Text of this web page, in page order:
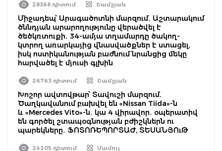
28368 դիտում Շամշյան
Միջադեպ՝ Արագածոտնի մարզում․ Աշտարակում
ծննդյան արարողությունը վերածվել է
ծեծկռտուքի․ 34-ամյա տղամարդը ծակող-
կտրող առարկայից վնասվածքներ է ստացել,
իսկ ոստիկանության բաժնում նրանցից մեկը
հարվածել է մյուսի գլխին
26763 դիտում Շամշյան
Խոշոր ավտովթար՝ Տավուշի մարզում․
Ծաղկավանում բախվել են «Nissan Tiida»-ն
և «Mercedes Vito»-ն․ կա 4 վիրավոր․ օպերատիվ
են գործել շտապօգնության բժիշկներն ու
պարեկները․ ՖՈՏՈՌԵՊՈՐՏԱԺ, ՏԵՍԱՆՅՈւԹ
24205 դիտում Մամուլ